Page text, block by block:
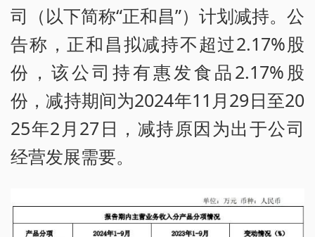
司（以下简称“正和昌”）计划减持。公
告称，正和昌拟减持不超过2.17%股
份，该公司持有惠发食品2.17%股
份，减持期间为2024年11月29日至20
25年2月27日，减持原因为出于公司
经营发展需要。